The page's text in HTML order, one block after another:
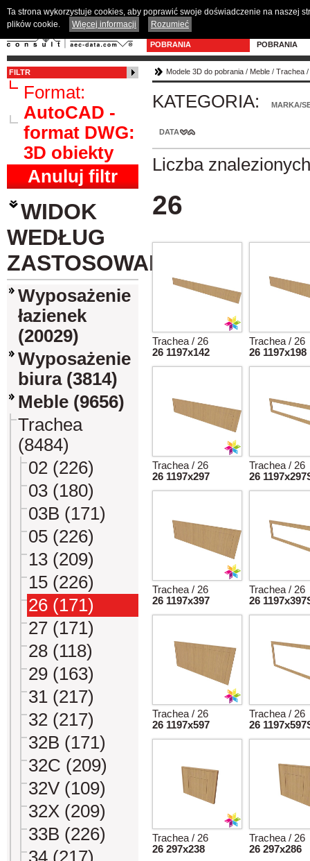
POBRANIA
POBRANIA
FILTR
Format:
AutoCAD -
format DWG:
3D obiekty
Anuluj filtr
WIDOK
WEDŁUG
ZASTOSOWANIA
Wyposażenie
łazienek
(20029)
Wyposażenie
biura (3814)
Meble (9656)
Trachea
(8484)
02 (226)
03 (180)
03B (171)
05 (226)
13 (209)
15 (226)
26 (171)
27 (171)
28 (118)
29 (163)
31 (217)
32 (217)
32B (171)
32C (209)
32V (109)
32X (209)
33B (226)
34 (217)
Modele 3D do pobrania / Meble / Trachea /
KATEGORIA: MARKA/
DATA
Liczba
26
Trachea / 26
26 1197x142
Trachea / 26
26 1197x198
Trachea / 26
26 1197x297
Trachea / 26
26
Trachea / 26
26 1197x397
Trachea / 26
26
Trachea / 26
26 1197x597
Trachea / 26
26
Trachea / 26
26 297x238
Trachea / 26
26 297x286
Ta strona wykorzystuje cookies, aby poprawić swoje doświadczenie na naszej
plików cookie.
Więcej informacji Rozumieć